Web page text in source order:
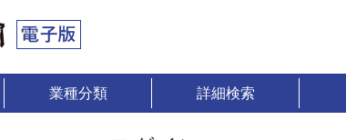
業種分類 詳細検索